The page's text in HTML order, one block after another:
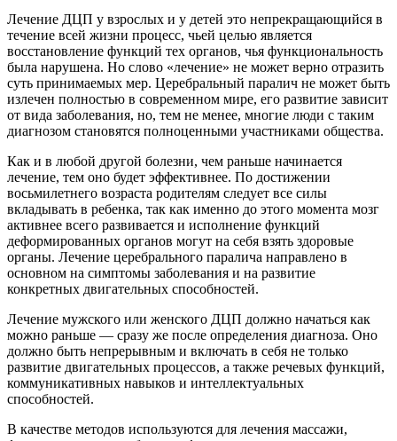
Лечение ДЦП у взрослых и у детей это непрекращающийся в
течение всей жизни процесс, чьей целью является
восстановление функций тех органов, чья функциональность
была нарушена. Но слово «лечение» не может верно отразить
суть принимаемых мер. Церебральный паралич не может быть
излечен полностью в современном мире, его развитие зависит
от вида заболевания, но, тем не менее, многие люди с таким
диагнозом становятся полноценными участниками общества.
Как и в любой другой болезни, чем раньше начинается
лечение, тем оно будет эффективнее. По достижении
восьмилетнего возраста родителям следует все силы
вкладывать в ребенка, так как именно до этого момента мозг
активнее всего развивается и исполнение функций
деформированных органов могут на себя взять здоровые
органы. Лечение церебрального паралича направлено в
основном на симптомы заболевания и на развитие
конкретных двигательных способностей.
Лечение мужского или женского ДЦП должно начаться как
можно раньше — сразу же после определения диагноза. Оно
должно быть непрерывным и включать в себя не только
развитие двигательных процессов, а также речевых функций,
коммуникативных навыков и интеллектуальных
способностей.
В качестве методов используются для лечения массажи,